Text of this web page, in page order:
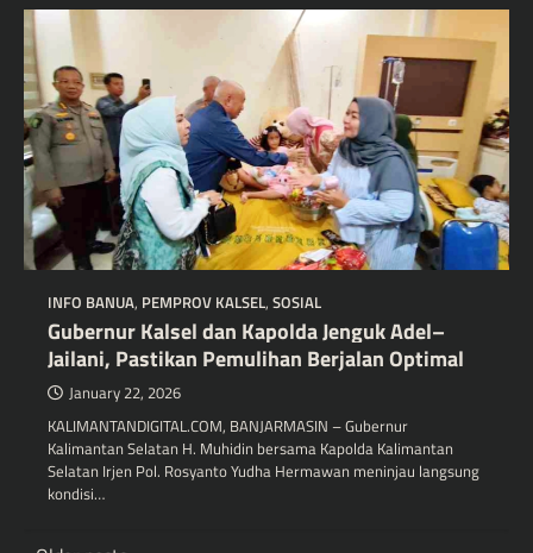
INFO BANUA, PEMPROV KALSEL, SOSIAL
Gubernur Kalsel dan Kapolda Jenguk Adel–
Jailani, Pastikan Pemulihan Berjalan Optimal
January 22, 2026
KALIMANTANDIGITAL.COM, BANJARMASIN – Gubernur
Kalimantan Selatan H. Muhidin bersama Kapolda Kalimantan
Selatan Irjen Pol. Rosyanto Yudha Hermawan meninjau langsung
kondisi…